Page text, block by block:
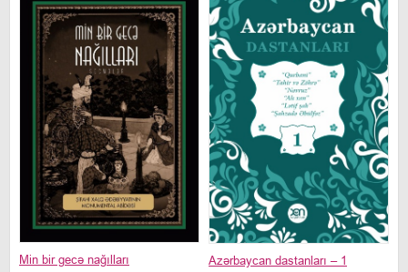
Min bir gecə nağılları Azərbaycan dastanları – 1